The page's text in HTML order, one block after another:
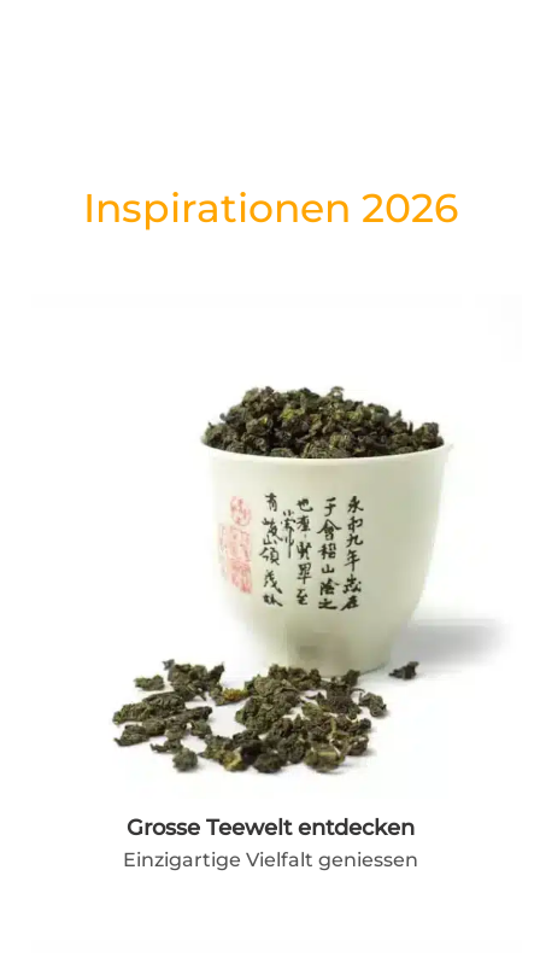
Inspirationen 2026
Grosse Teewelt entdecken
Einzigartige Vielfalt geniessen